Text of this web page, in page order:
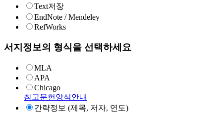
Text저장
EndNote / Mendeley
RefWorks
서지정보의 형식을 선택하세요
MLA
APA
Chicago
참고문헌양식안내
간략정보 (제목, 저자, 연도)